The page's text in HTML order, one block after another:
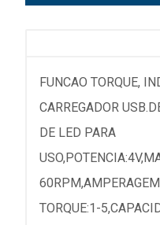
FUNCAO TORQUE,
CARREGADOR
DE LED PARA
TORQUE:1-